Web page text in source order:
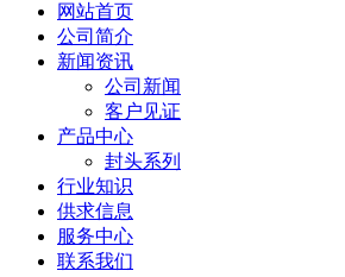
网站首页
公司简介
新闻资讯
公司新闻
客户见证
产品中心
封头系列
行业知识
供求信息
服务中心
联系我们